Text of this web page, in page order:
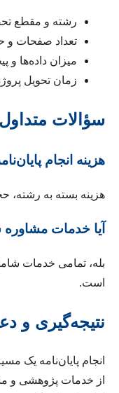
رشته و مقطع
تعداد صفحات و
میزان داده‌ها و
زمان تحویل
سؤالات متداول
هزینه انجام
هزینه بسته به
آیا خدمات
بله، تمامی خدمات
است.
نتیجه‌گیری و
انجام پایان‌نامه یک
از خدمات پژوهشی و